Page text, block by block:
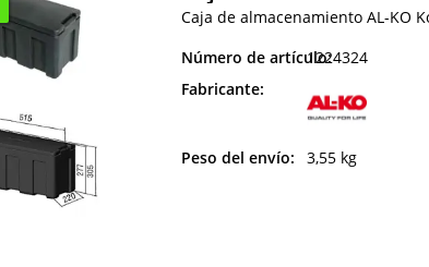
Caja de almacenamiento AL-KO
Número de artículo:1224324
Fabricante:
Peso del envío: 3,55 kg